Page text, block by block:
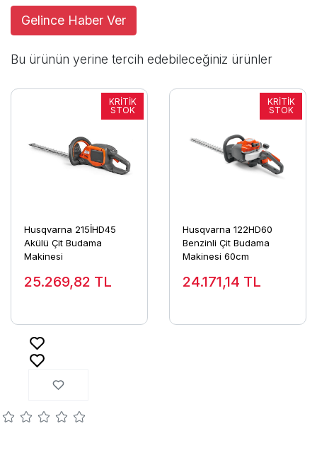
Gelince Haber Ver
Bu ürünün yerine tercih edebileceğiniz ürünler
Husqvarna 215İHD45
Akülü Çit Budama
Makinesi
25.269,82 TL
Husqvarna 122HD60
Benzinli Çit Budama
Makinesi 60cm
24.171,14 TL